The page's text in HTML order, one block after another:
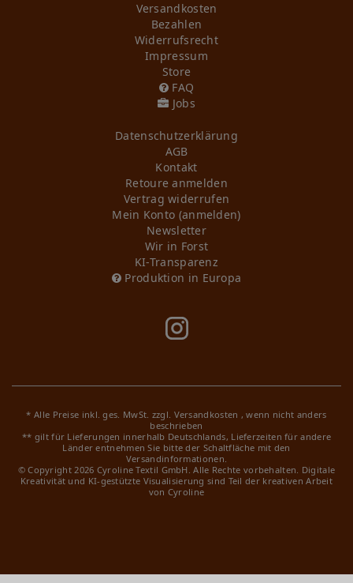
Versandkosten
Bezahlen
Widerrufs­recht
Impressum
Store
FAQ
Jobs
Daten­schutz­erklärung
AGB
Kontakt
Retoure anmelden
Vertrag widerrufen
Mein Konto (anmelden)
Newsletter
Wir in Forst
KI-Transparenz
Produktion in Europa
* Alle Preise inkl. ges. MwSt. zzgl. Versandkosten , wenn nicht anders
beschrieben
** gilt für Lieferungen innerhalb Deutschlands, Lieferzeiten für andere
Länder entnehmen Sie bitte der Schaltfläche mit den
Versandinformationen.
© Copyright 2026 Cyroline Textil GmbH. Alle Rechte vorbehalten. Digitale
Kreativität und KI-gestützte Visualisierung sind Teil der kreativen Arbeit
von Cyroline